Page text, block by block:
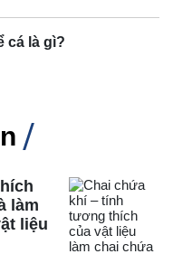
cá là gì?
làm
liệu